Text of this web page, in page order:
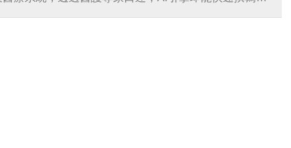
）Azure平台，成功研發「智海系統」的中文語音
院所，大幅減少醫護人員輸入病歷75％的時間，讓醫
護，拯救更多生命；「智海系統」是引領全球華文醫